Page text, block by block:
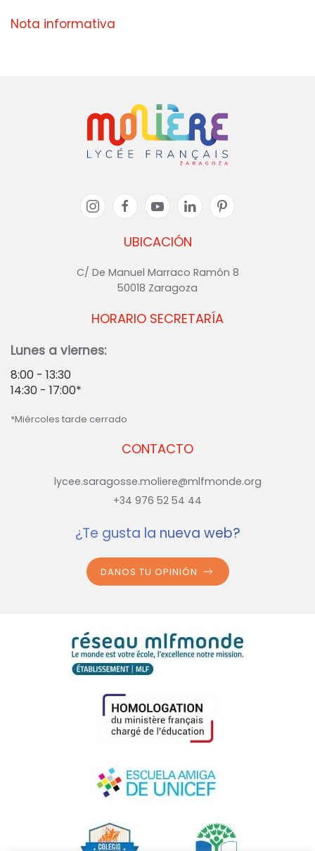
Nota informativa
UBICACIÓN
C/ De Manuel Marraco Ramón 8
50018 Zaragoza
CONTACTO
lycee.saragosse.moliere@mlfmonde.org
+34 976 52 54 44
HORARIO SECRETARÍA
Lunes a viernes:
8:00 - 13:30
14:30 - 17:00*
*Miércoles tarde cerrado
¿Te gusta la nueva web?
DANOS TU OPINIÓN